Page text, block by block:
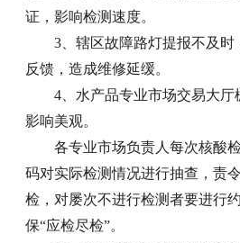
证，影响检测速度。
3、辖区故障路灯提报不及时
反馈，造成维修延缓。
4、水产品专业市场交易大厅
影响美观。
各专业市场负责人每次核酸
码对实际检测情况进行抽查，责
检，对屡次不进行检测者要进行
保“应检尽检”。